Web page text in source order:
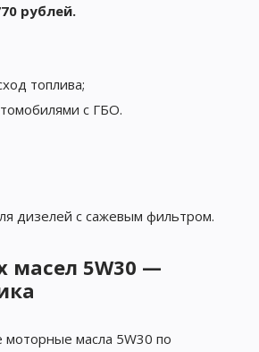
рублей.
топлива;
с ГБО.
дизелей с сажевым фильтром.
масел 5W30 —
моторные масла 5W30 по